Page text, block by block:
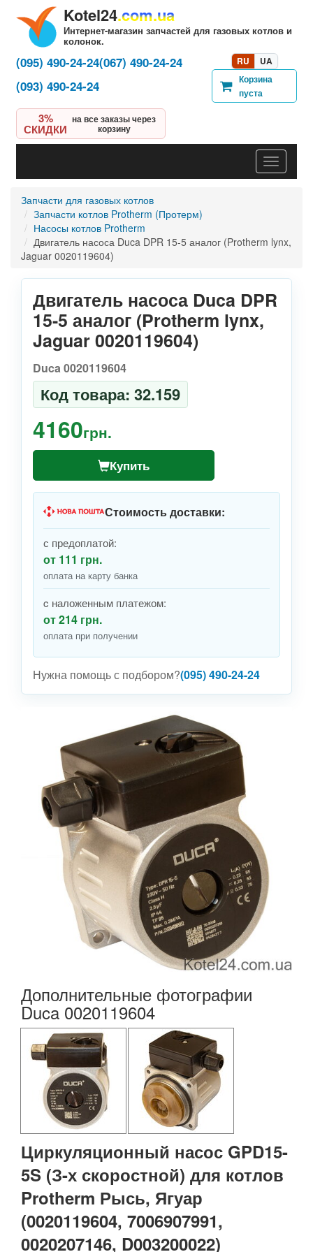
Kotel24.com.ua
Интернет-магазин запчастей для газовых котлов и
колонок.
3%
СКИДКИ
на все заказы через
корзину
(095) 490-24-24(067) 490-24-24
(093) 490-24-24
RU
UA
Корзина
пуста
Запчасти для газовых котлов
Запчасти котлов Protherm (Протерм)
Насосы котлов Protherm
Двигатель насоса Duca DPR 15-5 аналог (Protherm lynx,
Jaguar 0020119604)
Двигатель насоса Duca DPR
15-5 аналог (Protherm lynx,
Jaguar 0020119604)
Duca 0020119604
Код товара: 32.159
4160грн.
Купить
Стоимость доставки:
с предоплатой:
от 111 грн.
оплата на карту банка
c наложенным платежом:
от 214 грн.
оплата при получении
Нужна помощь с подбором?(095) 490-24-24
Дополнительные фотографии
Duca 0020119604
Циркуляционный насос GPD15-
5S (З-х скоростной) для котлов
Protherm Рысь, Ягуар
(0020119604, 7006907991,
0020207146, D003200022)